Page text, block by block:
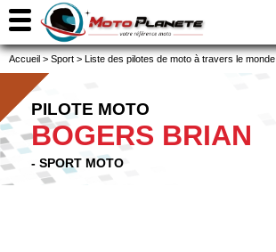
Accueil > Sport > Liste des pilotes de moto à travers le monde
PILOTE MOTO
BOGERS BRIAN
- SPORT MOTO